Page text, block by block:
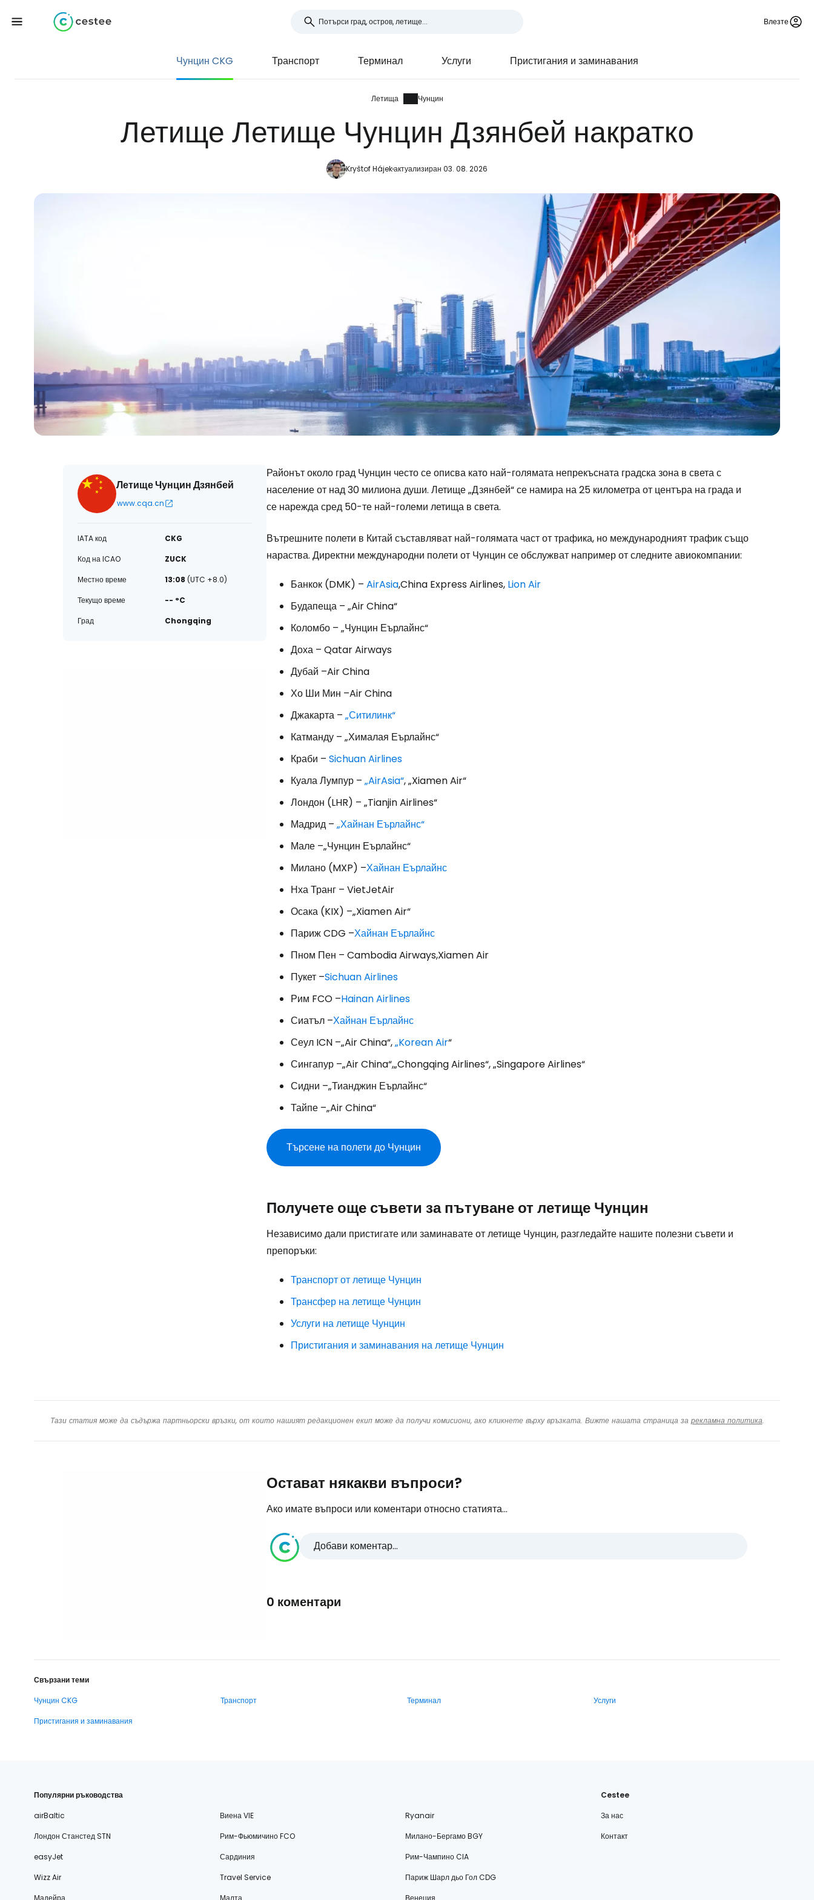
Влезте
Чунцин CKG Транспорт Терминал Услуги Пристигания и заминавания
Летища Чунцин
Летище Летище Чунцин Дзянбей накратко
Kryštof Hájekактуализиран 03. 08. 2026
Летище Чунцин Дзянбей
www.cqa.cn
IATA код
CKG
Код на ICAO
ZUCK
Местно време
13:08 (UTC +8.0)
Текущо време
-- °C
Град
Chongqing
Районът около град Чунцин често се описва като най-голямата непрекъсната градска зона в света с
население от над 30 милиона души. Летище „Дзянбей“ се намира на 25 километра от центъра на града и
се нарежда сред 50-те най-големи летища в света.
Вътрешните полети в Китай съставляват най-голямата част от трафика, но международният трафик също
нараства. Директни международни полети от Чунцин се обслужват например от следните авиокомпании:
Банкок (DMK) – AirAsia,China Express Airlines, Lion Air
Будапеща – „Air China“
Коломбо – „Чунцин Еърлайнс“
Доха – Qatar Airways
Дубай –Air China
Хо Ши Мин –Air China
Джакарта – „Ситилинк“
Катманду – „Хималая Еърлайнс“
Краби – Sichuan Airlines
Куала Лумпур – „AirAsia“, „Xiamen Air“
Лондон (LHR) – „Tianjin Airlines“
Мадрид – „Хайнан Еърлайнс“
Мале –„Чунцин Еърлайнс“
Милано (MXP) –Хайнан Еърлайнс
Нха Транг – VietJetAir
Осака (KIX) –„Xiamen Air“
Париж CDG –Хайнан Еърлайнс
Пном Пен – Cambodia Airways,Xiamen Air
Пукет –Sichuan Airlines
Рим FCO –Hainan Airlines
Сиатъл –Хайнан Еърлайнс
Сеул ICN –„Air China“,„Korean Air“
Сингапур –„Air China“,„Chongqing Airlines“, „Singapore Airlines“
Сидни –„Тианджин Еърлайнс“
Тайпе –„Air China“
Търсене на полети до Чунцин
Получете още съвети за пътуване от летище Чунцин
Независимо дали пристигате или заминавате от летище Чунцин, разгледайте нашите полезни съвети и
препоръки:
Транспорт от летище Чунцин
Трансфер на летище Чунцин
Услуги на летище Чунцин
Пристигания и заминавания на летище Чунцин
Тази статия може да съдържа партньорски връзки, от които нашият редакционен екип може да получи комисиони, ако кликнете върху връзката. Вижте нашата страница за рекламна политика.
Остават някакви въпроси?
Ако имате въпроси или коментари относно статията...
Добави коментар...
0 коментари
Свързани теми
Чунцин CKG
Транспорт Терминал
Услуги
Пристигания и заминавания
Популярни ръководства
airBaltic
Виена VIE
Ryanair
Лондон Станстед STN
Рим-Фьюмичино FCO
Милано-Бергамо BGY
easyJet
Сардиния
Рим-Чампино CIA
Wizz Air
Travel Service
Париж Шарл дьо Гол CDG
Мадейра
Малта Венеция
Cestee
За нас
Контакт
Влезте в Cestee
... световната общност на туристите